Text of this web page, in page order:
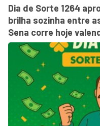
Dia de Sorte 1264
brilha sozinha entre
Sena corre hoje